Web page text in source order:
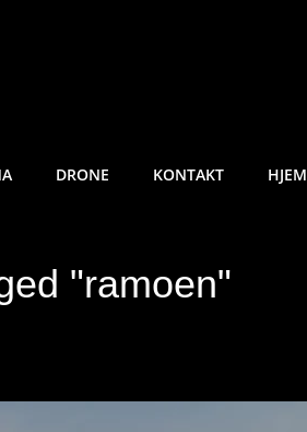
DRONE KONTAKT HJEM
"ramoen"